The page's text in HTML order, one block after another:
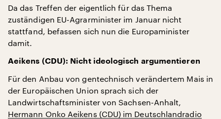
Da das Treffen der eigentlich für das Thema
zuständigen EU-Agrarminister im Januar nicht
stattfand, befassen sich nun die Europaminister
damit.
Aeikens (CDU): Nicht ideologisch argumentieren
Für den Anbau von gentechnisch verändertem Mais in
der Europäischen Union sprach sich der
Landwirtschaftsminister von Sachsen-Anhalt,
Hermann Onko Aeikens (CDU) im Deutschlandradio